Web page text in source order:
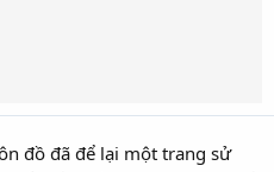
đồ đã để lại một trang sử